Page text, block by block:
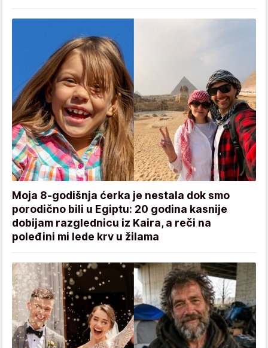
Moja 8-godišnja ćerka je nestala dok smo
porodično bili u Egiptu: 20 godina kasnije
dobijam razglednicu iz Kaira, a reči na
poleđini mi lede krv u žilama